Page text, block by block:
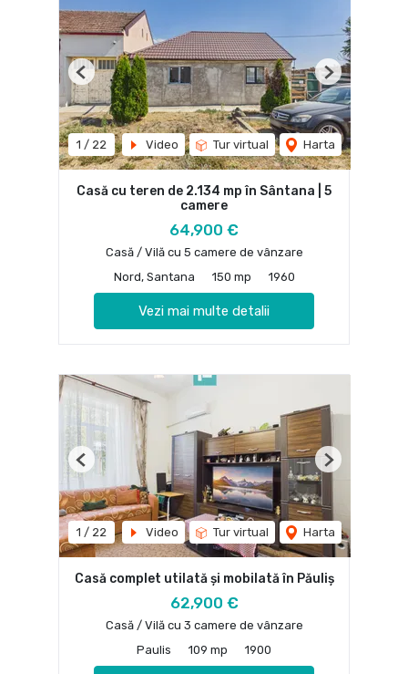
1 / 22 Video Tur virtual Harta
Previous Next
Casă cu teren de 2.134 mp în Sântana | 5
camere
64,900 €
Casă / Vilă cu 5 camere de vânzare
Nord, Santana
150 mp 1960
Vezi mai multe detalii
1 / 22 Video Tur virtual Harta
Previous Next
Casă complet utilată și mobilată în Păuliș
62,900 €
Casă / Vilă cu 3 camere de vânzare
Paulis
109 mp 1900